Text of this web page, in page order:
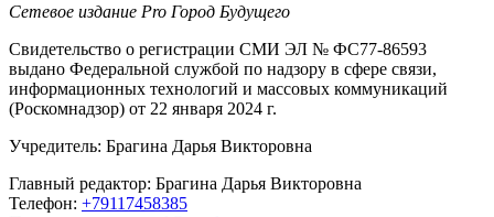
Сетевое издание Pro Город Будущего
Свидетельство о регистрации СМИ ЭЛ № ФС77-86593
выдано Федеральной службой по надзору в сфере связи,
информационных технологий и массовых коммуникаций
(Роскомнадзор) от 22 января 2024 г.
Учредитель: Брагина Дарья Викторовна
Главный редактор: Брагина Дарья Викторовна
Телефон: +79117458385